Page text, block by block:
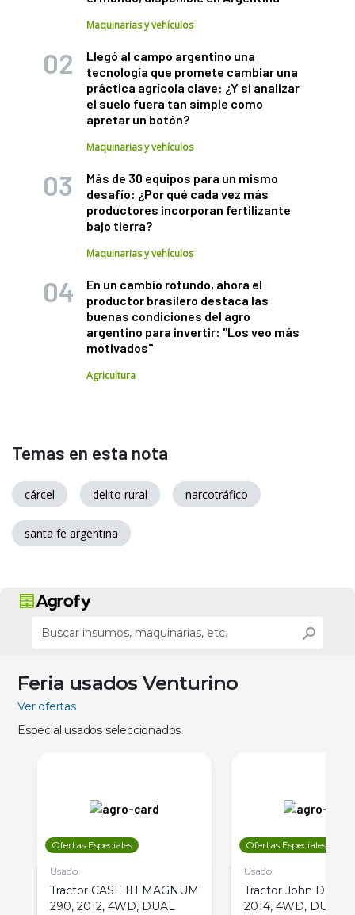
Maquinarias y vehículos
Llegó al campo argentino una
tecnología que promete cambiar una
práctica agrícola clave: ¿Y si analizar
el suelo fuera tan simple como
apretar un botón?
Maquinarias y vehículos
Más de 30 equipos para un mismo
desafío: ¿Por qué cada vez más
productores incorporan fertilizante
bajo tierra?
Maquinarias y vehículos
En un cambio rotundo, ahora el
productor brasilero destaca las
buenas condiciones del agro
argentino para invertir: "Los veo más
motivados"
Agricultura
Temas en esta nota
cárcel delito rural narcotráfico
santa fe argentina
Feria usados Venturino
Ver ofertas
Especial usados seleccionados
Ofertas Especiales
Usado
Tractor CASE IH MAGNUM
290, 2012, 4WD, DUAL
Ofertas Especiales
Usado
Tractor John Deere
2014, 4WD, DUAL